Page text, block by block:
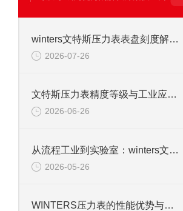
winters文特斯压力表表盘刻度解读及现场安装注意事项
2026-07-26
文特斯压力表精度等级与工业应用场景解析
2026-06-26
从流程工业到实验室：winters文特斯压力表的多元应用场景
2026-05-26
WINTERS压力表的性能优势与行业适配性解析